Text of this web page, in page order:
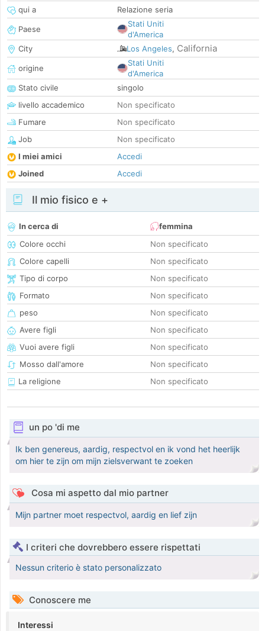
qui a
Relazione seria
Paese
Stati Uniti
d'America
City
Los Angeles, California
origine
Stati Uniti
d'America
Stato civile
singolo
livello accademico
Non specificato
Fumare
Non specificato
Job
Non specificato
I miei amici
Accedi
Joined
Accedi
Il mio fisico e +
In cerca di
femmina
Colore occhi
Non specificato
Colore capelli
Non specificato
Tipo di corpo
Non specificato
Formato
Non specificato
peso
Non specificato
Avere figli
Non specificato
Vuoi avere figli
Non specificato
Mosso dall'amore
Non specificato
La religione
Non specificato
un po 'di me
Ik ben genereus, aardig, respectvol en ik vond het heerlijk
om hier te zijn om mijn zielsverwant te zoeken
Cosa mi aspetto dal mio partner
Mijn partner moet respectvol, aardig en lief zijn
I criteri che dovrebbero essere rispettati
Nessun criterio è stato personalizzato
Conoscere me
Interessi